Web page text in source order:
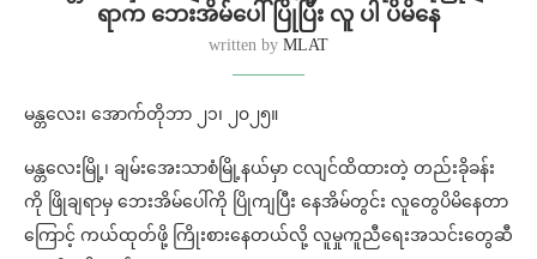
ရာက ဘေးအိမ်ပေါ်ပြိုပြီး လူ ပါ ပိမိနေ
written by MLAT
မန္တလေး၊ အောက်တိုဘာ ၂၁၊ ၂၀၂၅။
မန္တလေးမြို့၊ ချမ်းအေးသာစံမြို့နယ်မှာ ငလျင်ထိထားတဲ့ တည်းခိုခန်း
ကို ဖြိုချရာမှ ဘေးအိမ်ပေါ်ကို ပြိုကျပြီး နေအိမ်တွင်း လူတွေပိမိနေတာ
ကြောင့် ကယ်ထုတ်ဖို့ ကြိုးစားနေတယ်လို့ လူမှုကူညီရေးအသင်းတွေဆီ